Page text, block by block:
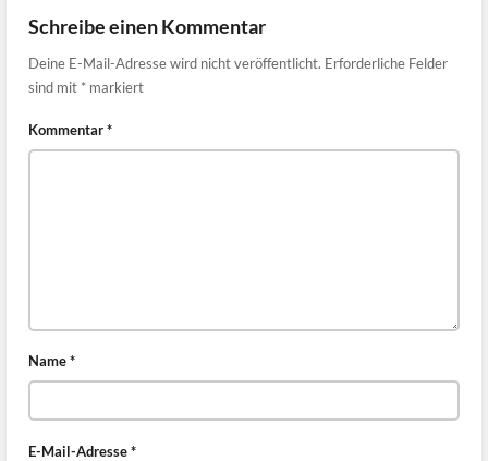
Schreibe einen Kommentar
Deine E-Mail-Adresse wird nicht veröffentlicht. Erforderliche Felder
sind mit * markiert
Kommentar*
Name*
E-Mail-Adresse*